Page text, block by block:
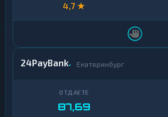
4,7 ★
24PayBank Екатеринбург
87,69